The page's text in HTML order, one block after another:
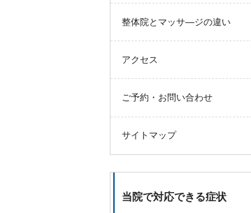
整体院とマッサ―ジの違い
アクセス
ご予約・お問い合わせ
サイトマップ
当院で対応できる症状